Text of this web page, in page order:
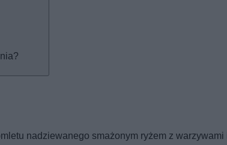
nadziewanego smażonym ryżem z warzywami